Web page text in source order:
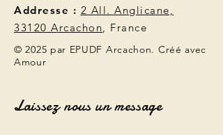
Addresse : 2 All. Anglicane,
33120 Arcachon, France
© 2025 par EPUDF Arcachon. Créé avec
Amour
Laissez nous un message